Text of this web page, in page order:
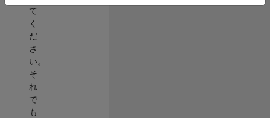
て
く
だ
さ
い。
そ
れ
で
も